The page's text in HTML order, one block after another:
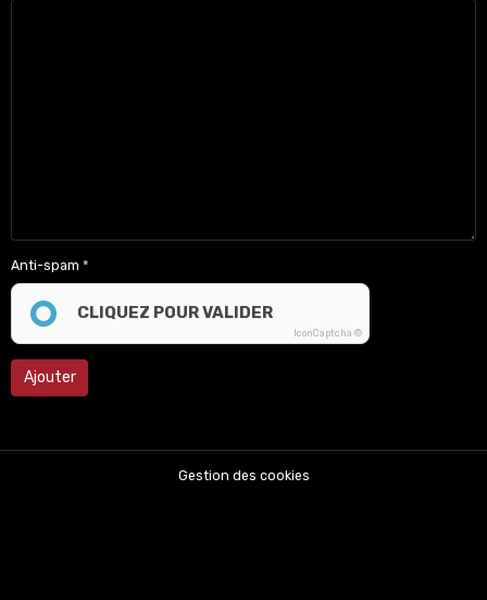
Anti-spam
CLIQUEZ POUR VALIDER
IconCaptcha ©
Ajouter
Gestion des cookies